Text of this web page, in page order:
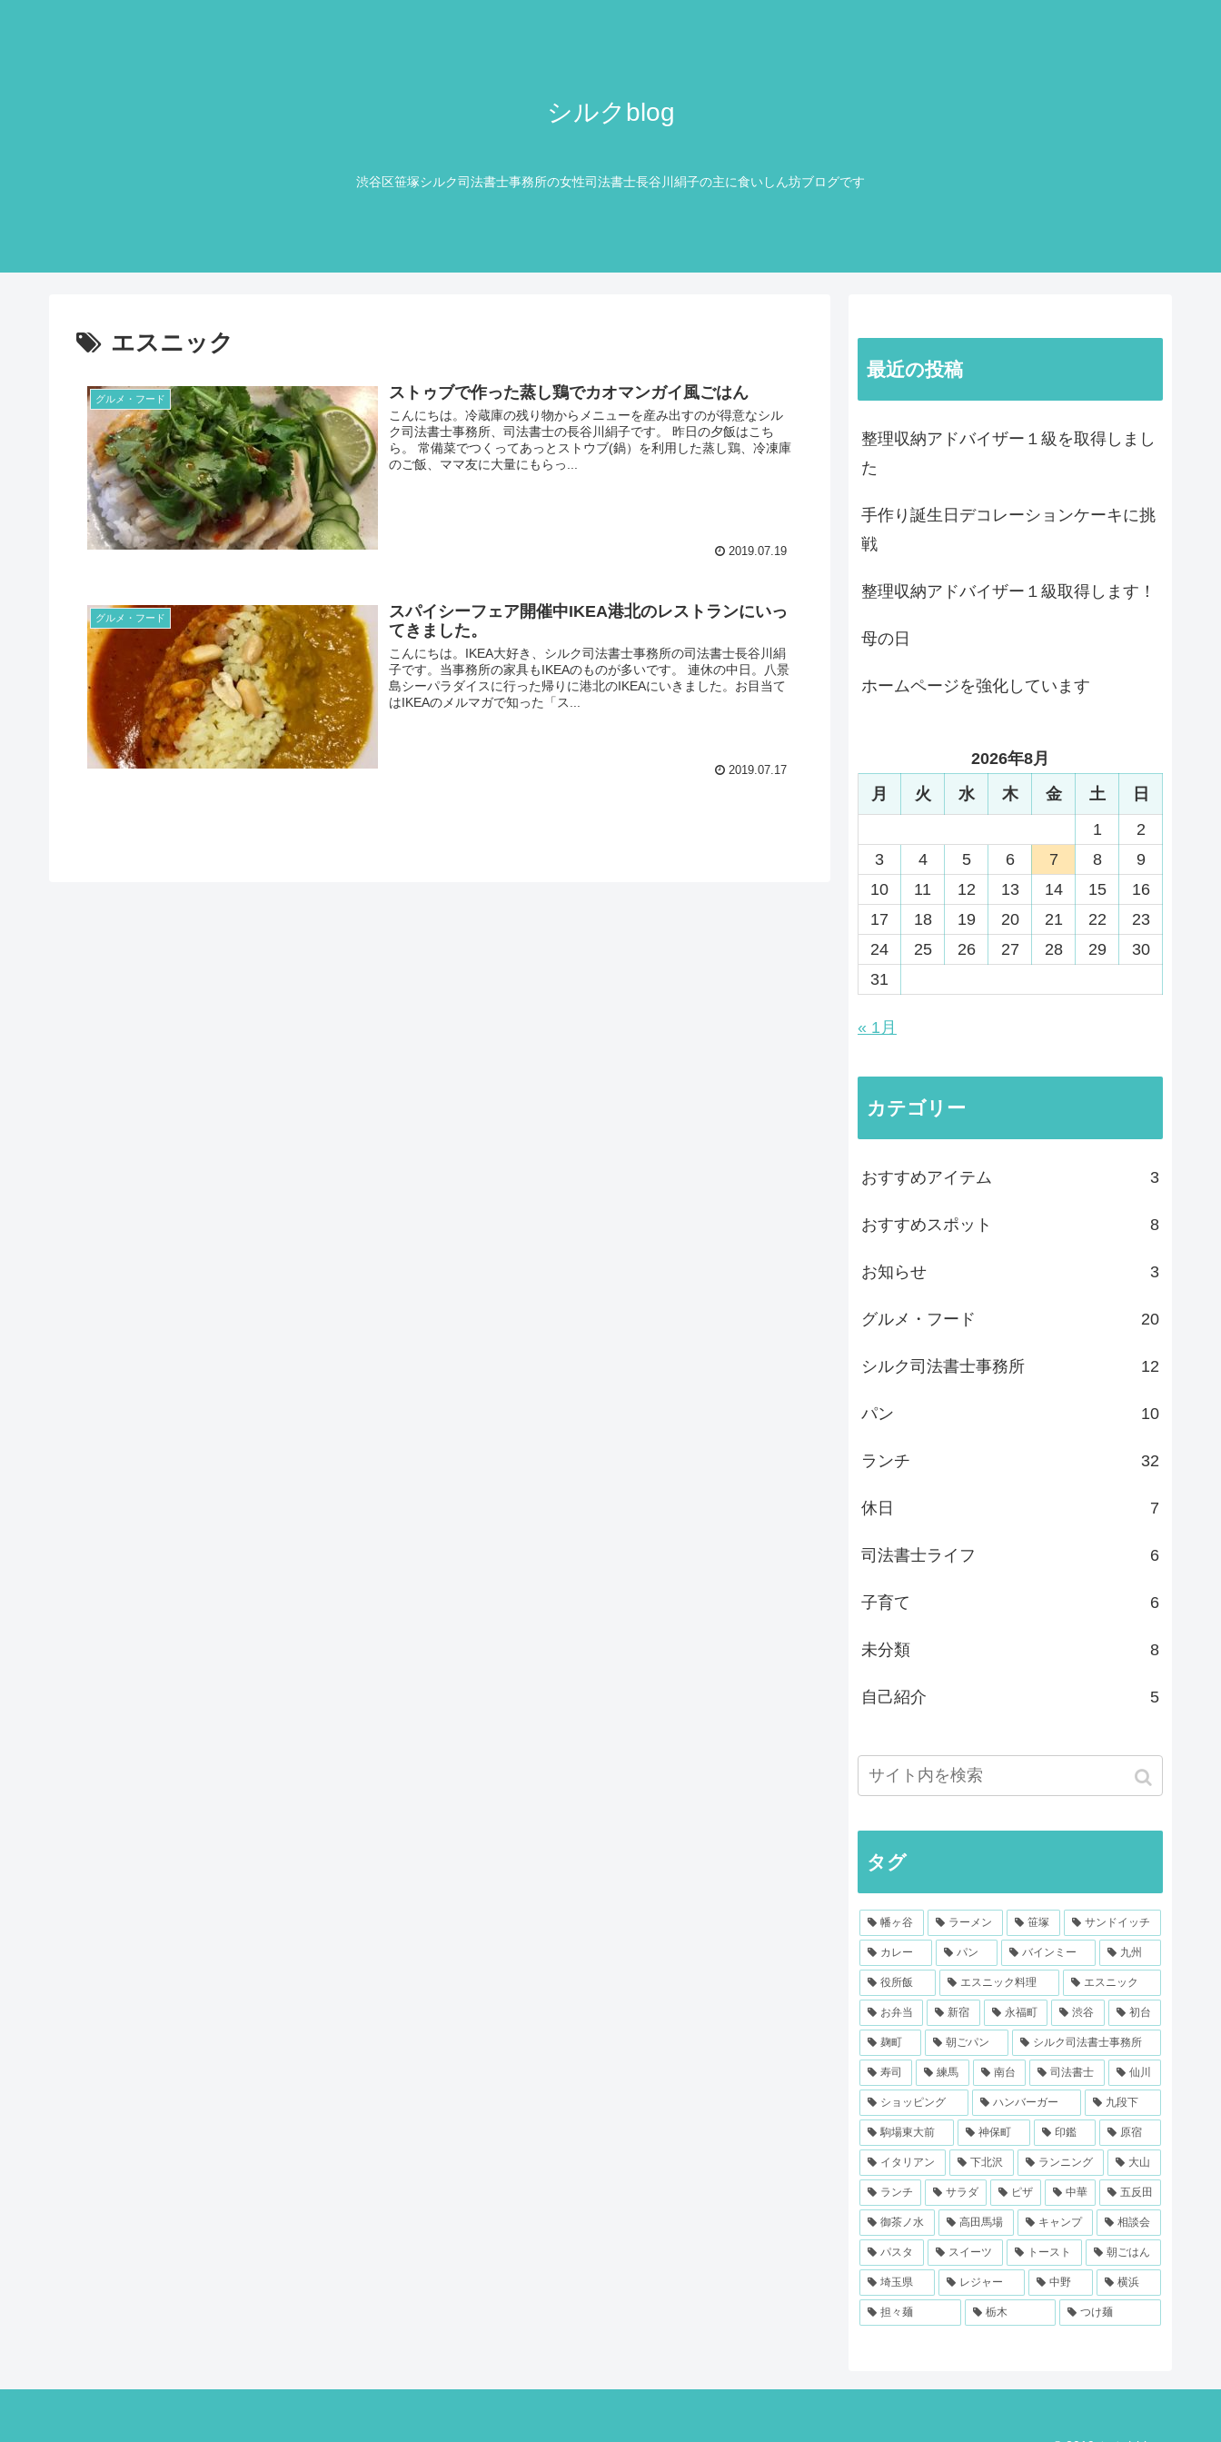
シルクblog
渋谷区笹塚シルク司法書士事務所の女性司法書士長谷川絹子の主に食いしん坊ブログです
エスニック
グルメ・フード ストゥブで作った蒸し鶏でカオマンガイ風ごはん
こんにちは。冷蔵庫の残り物からメニューを産み出すのが得意なシル
ク司法書士事務所、司法書士の長谷川絹子です。 昨日の夕飯はこち
ら。 常備菜でつくってあっとストウブ(鍋）を利用した蒸し鶏、冷凍庫
のご飯、ママ友に大量にもらっ...
2019.07.19
グルメ・フード
スパイシーフェア開催中IKEA港北のレストランにいっ
てきました。
こんにちは。IKEA大好き、シルク司法書士事務所の司法書士長谷川絹
子です。当事務所の家具もIKEAのものが多いです。 連休の中日。八景
島シーパラダイスに行った帰りに港北のIKEAにいきました。お目当て
はIKEAのメルマガで知った「ス...
2019.07.17
最近の投稿
整理収納アドバイザー１級を取得しまし
た
手作り誕生日デコレーションケーキに挑
戦
整理収納アドバイザー１級取得します！
母の日
ホームページを強化しています
2026年8月
月
火 水 木 金 土
日
1
2
3
4 5 6 7 8
9
10
11 12 13 14 15
16
17
18 19 20 21 22
23
24
25 26 27 28 29
30
31
« 1月
カテゴリー
おすすめアイテム 3
おすすめスポット 8
お知らせ 3
グルメ・フード 20
シルク司法書士事務所 12
パン 10
ランチ 32
休日 7
司法書士ライフ 6
子育て 6
未分類 8
自己紹介 5
タグ
幡ヶ谷 ラーメン 笹塚 サンドイッチ
カレー パン バインミー 九州
役所飯 エスニック料理 エスニック
お弁当 新宿 永福町 渋谷 初台
麹町 朝ごパン シルク司法書士事務所
寿司 練馬 南台 司法書士 仙川
ショッピング ハンバーガー 九段下
駒場東大前 神保町 印鑑 原宿
イタリアン 下北沢 ランニング 大山
ランチ サラダ ピザ 中華 五反田
御茶ノ水 高田馬場 キャンプ 相談会
パスタ スイーツ トースト 朝ごはん
埼玉県 レジャー 中野 横浜
担々麺 栃木 つけ麺